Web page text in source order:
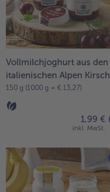
Vollmilchjoghurt aus den
italienischen Alpen
150 g (1000 g = € 13,27)
1,99 €
inkl. MwSt.